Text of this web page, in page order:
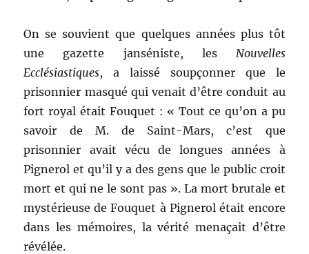
On se souvient que quelques années plus tôt
une gazette janséniste, les Nouvelles
Ecclésiastiques, a laissé soupçonner que le
prisonnier masqué qui venait d’être conduit au
fort royal était Fouquet : « Tout ce qu’on a pu
savoir de M. de Saint-Mars, c’est que
prisonnier avait vécu de longues années à
Pignerol et qu’il y a des gens que le public croit
mort et qui ne le sont pas ». La mort brutale et
mystérieuse de Fouquet à Pignerol était encore
dans les mémoires, la vérité menaçait d’être
révélée.